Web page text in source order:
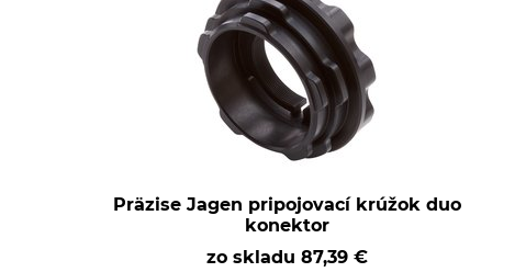
Präzise Jagen pripojovací krúžok duo
konektor
zo skladu87,39 €